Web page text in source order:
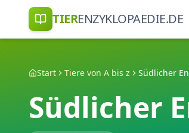
TIERENZYKLOPAEDIE.DE
Start Tiere von A bis z Südlicher
Südlicher